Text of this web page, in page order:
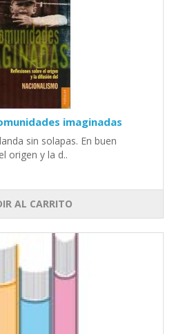
imaginadas
sin solapas. En buen
origen y la d..
AL CARRITO